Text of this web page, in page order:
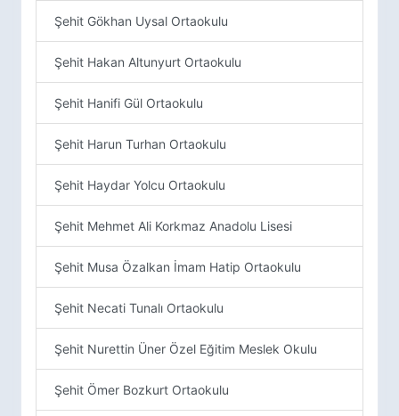
Şehit Gökhan Uysal Ortaokulu
Şehit Hakan Altunyurt Ortaokulu
Şehit Hanifi Gül Ortaokulu
Şehit Harun Turhan Ortaokulu
Şehit Haydar Yolcu Ortaokulu
Şehit Mehmet Ali Korkmaz Anadolu Lisesi
Şehit Musa Özalkan İmam Hatip Ortaokulu
Şehit Necati Tunalı Ortaokulu
Şehit Nurettin Üner Özel Eğitim Meslek Okulu
Şehit Ömer Bozkurt Ortaokulu